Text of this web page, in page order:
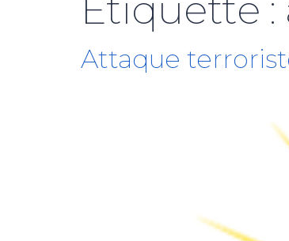
Étiquette :
Attaque